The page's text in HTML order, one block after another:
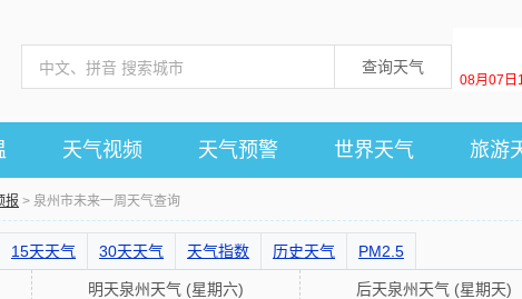
查询天气
08月07日
天气视频 天气预警 世界天气 旅游
报 > 泉州市未来一周天气查询
15天天气 30天天气 天气指数 历史天气 PM2.5
明天泉州天气 (星期六) 后天泉州天气 (星期天)